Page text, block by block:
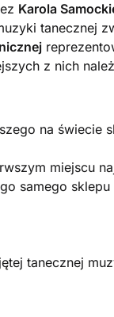
Karola
tanecznej
z nich
na świecie
miejscu
samego
tanecznej